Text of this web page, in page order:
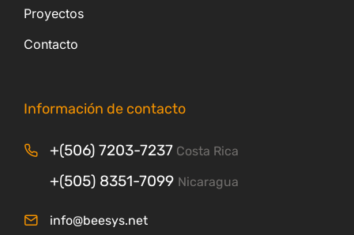
Proyectos
Contacto
Información de contacto
+(506) 7203-7237 Costa Rica
+(505) 8351-7099 Nicaragua
info@beesys.net